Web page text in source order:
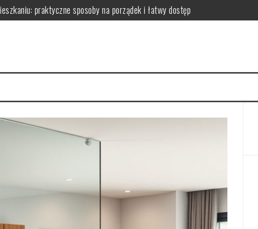
praktyczne sposoby na wykorzystanie ścian bez efektu zagracenia
dodają przestrzeni, a kiedy mogą przeszkadzać?
– praktyczne porady wyboru, montażu i aranżacji przestrzeni
mają kluczowe znaczenie dla zdrowia jamy ustnej